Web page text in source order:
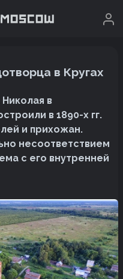
в Кругах
в
в 1890-х гг.
и прихожан.
несоответствием
с его внутренней